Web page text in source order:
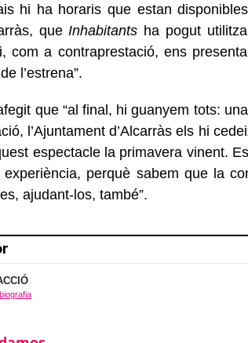
hi ha horaris que estan
que Inhabitants ha pogut
com a contraprestació, ens
l’estrena”.
que “al final, hi guanyem tots:
l’Ajuntament d’Alcarràs els hi
espectacle la primavera vinent.
perquè sabem que la
ajudant-los, també”.